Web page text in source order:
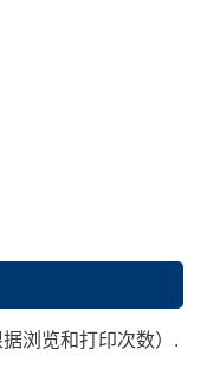
浏览和打印次数）.